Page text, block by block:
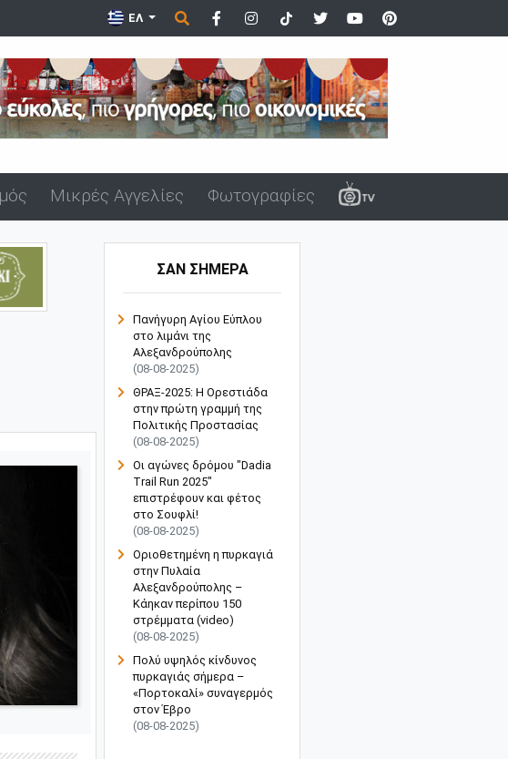
για ναρκωτικά στο λιμάνι της Αλεξανδρούπολης μ...
ΕΛ
Μικρές Αγγελίες Φωτογραφίες
ΣΑΝ ΣΗΜΕΡΑ
Πανήγυρη Αγίου Εύπλου
στο λιμάνι της
Αλεξανδρούπολης
(08-08-2025)
ΘΡΑΞ-2025: Η Ορεστιάδα
στην πρώτη γραμμή της
Πολιτικής Προστασίας
(08-08-2025)
Οι αγώνες δρόμου "Dadia
Trail Run 2025"
επιστρέφουν και φέτος
στο Σουφλί!
(08-08-2025)
Οριοθετημένη η πυρκαγιά
στην Πυλαία
Αλεξανδρούπολης –
Κάηκαν περίπου 150
στρέμματα (video)
(08-08-2025)
Πολύ υψηλός κίνδυνος
πυρκαγιάς σήμερα –
«Πορτοκαλί» συναγερμός
στον Έβρο
(08-08-2025)